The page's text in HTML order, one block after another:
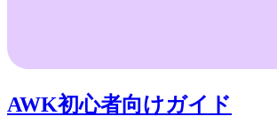
AWK初心者向けガイド